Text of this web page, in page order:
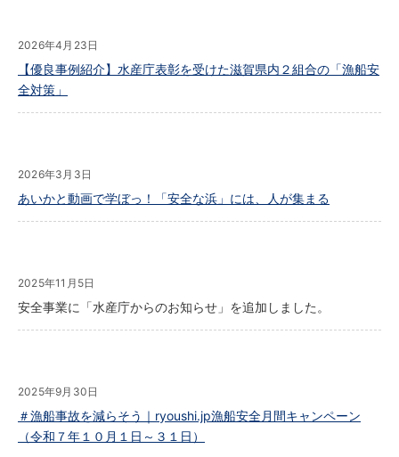
2026年4月23日
【優良事例紹介】水産庁表彰を受けた滋賀県内２組合の「漁船安
全対策」
2026年3月3日
あいかと動画で学ぼっ！「安全な浜」には、人が集まる
2025年11月5日
安全事業に「水産庁からのお知らせ」を追加しました。
2025年9月30日
＃漁船事故を減らそう｜ryoushi.jp漁船安全月間キャンペーン
（令和７年１０月１日～３１日）